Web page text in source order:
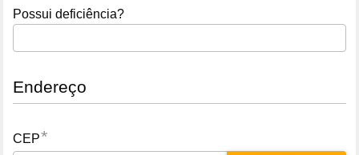
Possui deficiência?
Endereço
CEP*